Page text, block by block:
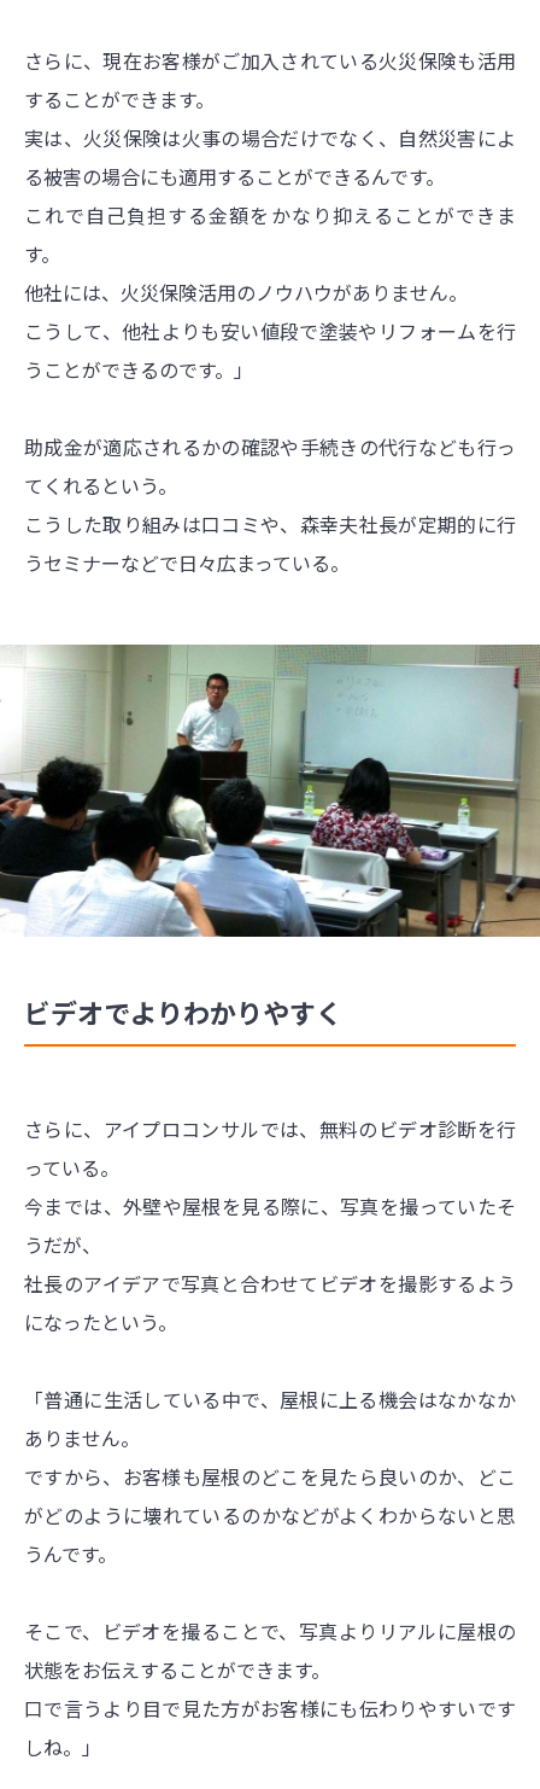
さらに、現在お客様がご加入されている火災保険も活用
することができます。
実は、火災保険は火事の場合だけでなく、自然災害によ
る被害の場合にも適用することができるんです。
これで自己負担する金額をかなり抑えることができま
す。
他社には、火災保険活用のノウハウがありません。
こうして、他社よりも安い値段で塗装やリフォームを行
うことができるのです。」
助成金が適応されるかの確認や手続きの代行なども行っ
てくれるという。
こうした取り組みは口コミや、森幸夫社長が定期的に行
うセミナーなどで日々広まっている。
ビデオでよりわかりやすく
さらに、アイプロコンサルでは、無料のビデオ診断を行
っている。
今までは、外壁や屋根を見る際に、写真を撮っていたそ
うだが、
社長のアイデアで写真と合わせてビデオを撮影するよう
になったという。
「普通に生活している中で、屋根に上る機会はなかなか
ありません。
ですから、お客様も屋根のどこを見たら良いのか、どこ
がどのように壊れているのかなどがよくわからないと思
うんです。
そこで、ビデオを撮ることで、写真よりリアルに屋根の
状態をお伝えすることができます。
口で言うより目で見た方がお客様にも伝わりやすいです
しね。」